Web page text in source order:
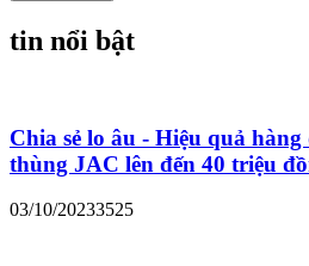
tin nổi bật
Chia sẻ lo âu - Hiệu quả
thùng JAC lên đến 40 triệu
03/10/20233525